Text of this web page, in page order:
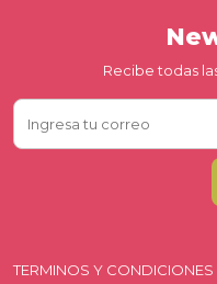
Recibe todas
TERMINOS Y CONDICIONES